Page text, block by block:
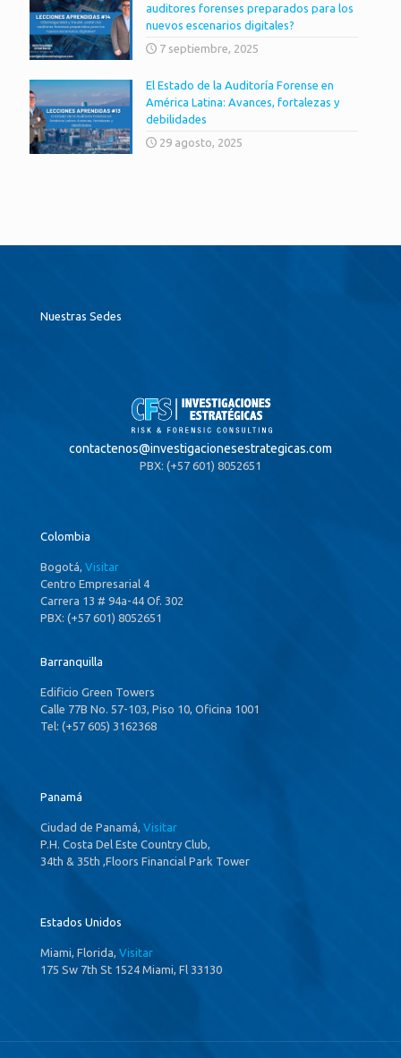
auditores forenses preparados para los
nuevos escenarios digitales?
7 septiembre, 2025
El Estado de la Auditoría Forense en
América Latina: Avances, fortalezas y
debilidades
29 agosto, 2025
Nuestras Sedes
contactenos@investigacionesestrategicas.com
PBX: (+57 601) 8052651
Colombia
Bogotá, Visitar
Centro Empresarial 4
Carrera 13 # 94a-44 Of. 302
PBX: (+57 601) 8052651
Barranquilla
Edificio Green Towers
Calle 77B No. 57-103, Piso 10, Oficina 1001
Tel: (+57 605) 3162368
Panamá
Ciudad de Panamá, Visitar
P.H. Costa Del Este Country Club,
34th & 35th ,Floors Financial Park Tower
Estados Unidos
Miami, Florida, Visitar
175 Sw 7th St 1524 Miami, Fl 33130